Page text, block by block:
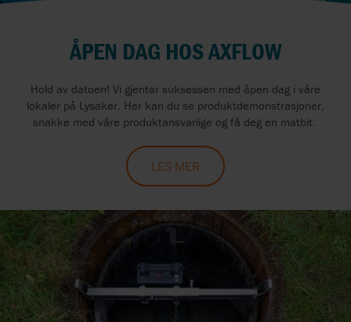
ÅPEN DAG HOS AXFLOW
Hold av datoen! Vi gjentar suksessen med åpen dag i våre
lokaler på Lysaker. Her kan du se produktdemonstrasjoner,
snakke med våre produktansvarlige og få deg en matbit.
LES MER